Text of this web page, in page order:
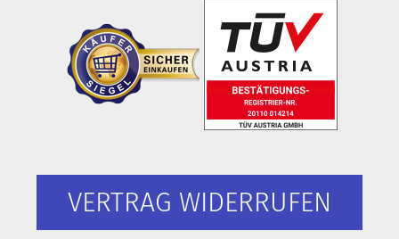
VERTRAG WIDERRUFEN